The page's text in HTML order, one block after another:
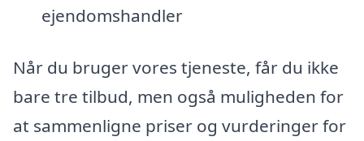
ejendomshandler
Når du bruger vores tjeneste, får du ikke
bare tre tilbud, men også muligheden for
at sammenligne priser og vurderinger for